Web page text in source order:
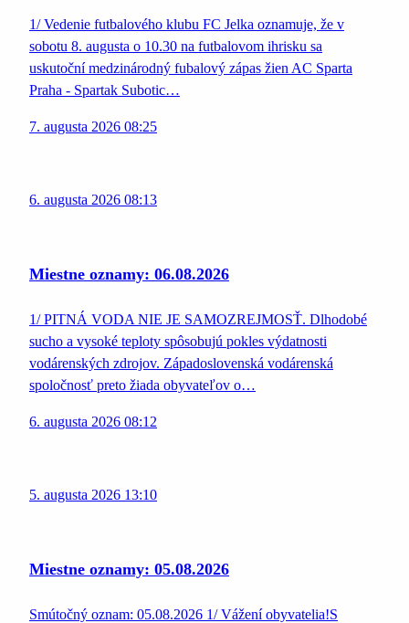
1/ Vedenie futbalového klubu FC Jelka oznamuje, že v
sobotu 8. augusta o 10.30 na futbalovom ihrisku sa
uskutoční medzinárodný fubalový zápas žien AC Sparta
Praha - Spartak Subotic…
7. augusta 2026 08:25
6. augusta 2026 08:13
Miestne oznamy: 06.08.2026
1/ PITNÁ VODA NIE JE SAMOZREJMOSŤ. Dlhodobé
sucho a vysoké teploty spôsobujú pokles výdatnosti
vodárenských zdrojov. Západoslovenská vodárenská
spoločnosť preto žiada obyvateľov o…
6. augusta 2026 08:12
5. augusta 2026 13:10
Miestne oznamy: 05.08.2026
Smútočný oznam: 05.08.2026 1/ Vážení obyvatelia!S